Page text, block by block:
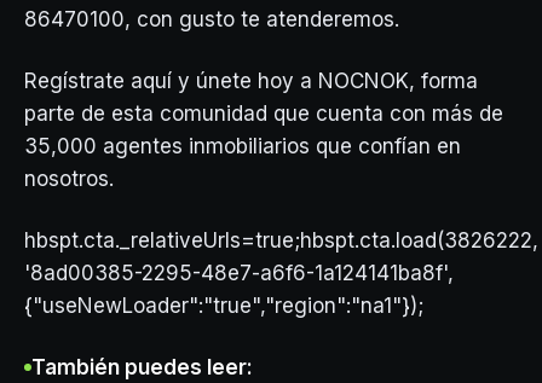
86470100, con gusto te atenderemos.
Regístrate aquí y únete hoy a NOCNOK, forma
parte de esta comunidad que cuenta con más de
35,000 agentes inmobiliarios que confían en
nosotros.
hbspt.cta._relativeUrls=true;hbspt.cta.load(3826222,
'8ad00385-2295-48e7-a6f6-1a124141ba8f',
{"useNewLoader":"true","region":"na1"});
También puedes leer: